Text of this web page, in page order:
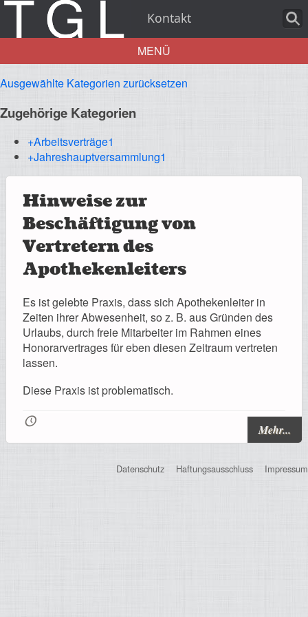
Kontakt
Aktuelles
Über uns
Leistungen
Registrierung
Impressionen
Hilfe
MENÜ
Ausgewählte Kategorien zurücksetzen
Zugehörige Kategorien
+Arbeitsverträge1
+Jahreshauptversammlung1
Hinweise zur
Beschäftigung von
Vertretern des
Apothekenleiters
Es ist gelebte Praxis, dass sich Apothekenleiter in
Zeiten ihrer Abwesenheit, so z. B. aus Gründen des
Urlaubs, durch freie Mitarbeiter im Rahmen eines
Honorarvertrages für eben diesen Zeitraum vertreten
lassen.
Diese Praxis ist problematisch.
🕔 Mehr...
Datenschutz Haftungsausschluss Impressum